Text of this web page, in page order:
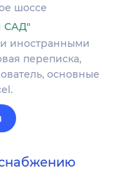
шоссе
иностранными
переписка,
основные